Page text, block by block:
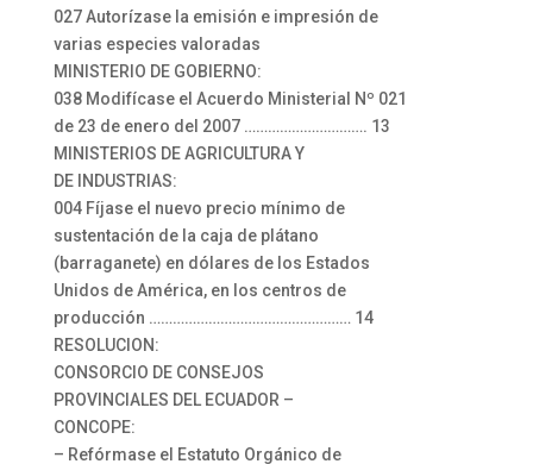
027 Autorízase la emisión e impresión de
varias especies valoradas
MINISTERIO DE GOBIERNO:
038 Modifícase el Acuerdo Ministerial Nº 021
de 23 de enero del 2007 …………………………. 13
MINISTERIOS DE AGRICULTURA Y
DE INDUSTRIAS:
004 Fíjase el nuevo precio mínimo de
sustentación de la caja de plátano
(barraganete) en dólares de los Estados
Unidos de América, en los centros de
producción …………………………………………… 14
RESOLUCION:
CONSORCIO DE CONSEJOS
PROVINCIALES DEL ECUADOR –
CONCOPE:
– Refórmase el Estatuto Orgánico de